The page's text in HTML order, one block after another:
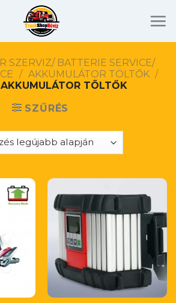
SZERVIZ/ BATTERIE SERVICE/
/ AKKUMULÁTOR TÖLTŐK /
AKKUMULÁTOR TÖLTŐK
SZŰRÉS